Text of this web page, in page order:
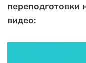
видео: